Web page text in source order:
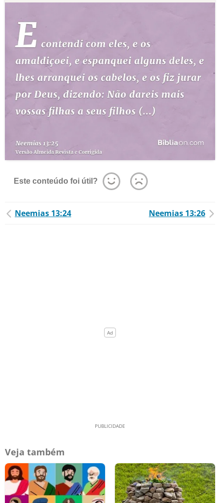
Este conteúdo foi útil?
Neemias 13:24 Neemias 13:26
Veja também